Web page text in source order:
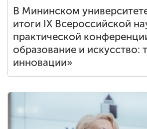
В Мининском
итоги IX Всероссийской
практической
образование и искусство:
инновации»